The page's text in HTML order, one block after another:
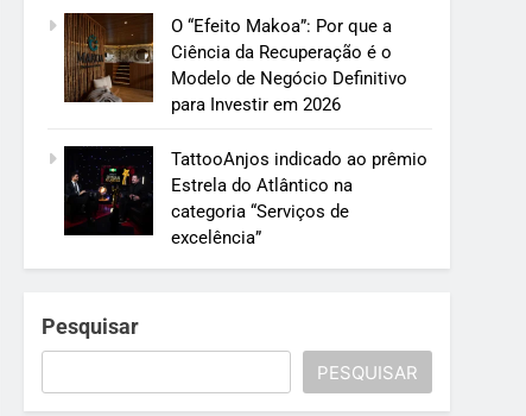
O “Efeito Makoa”: Por que a
Ciência da Recuperação é o
Modelo de Negócio Definitivo
para Investir em 2026
TattooAnjos indicado ao prêmio
Estrela do Atlântico na
categoria “Serviços de
excelência”
Pesquisar
PESQUISAR